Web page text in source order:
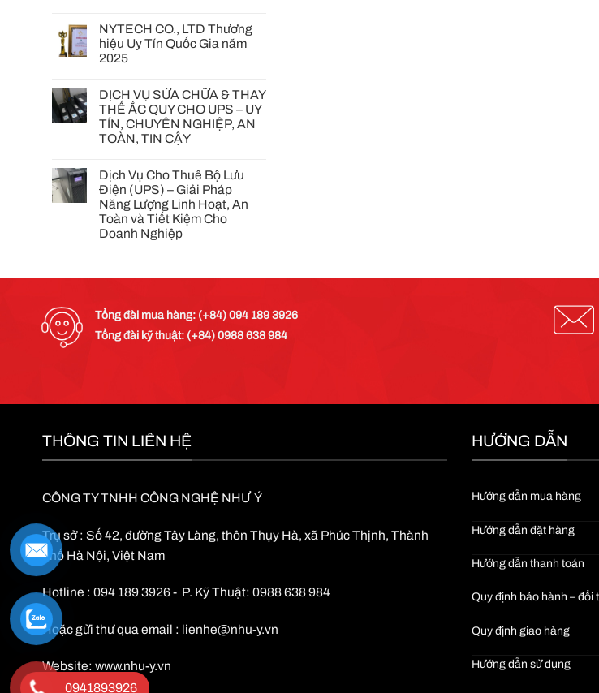
NYTECH CO., LTD Thương
hiệu Uy Tín Quốc Gia năm
2025
DỊCH VỤ SỬA CHỮA & THAY
THẾ ẮC QUY CHO UPS – UY
TÍN, CHUYÊN NGHIỆP, AN
TOÀN, TIN CẬY
Dịch Vụ Cho Thuê Bộ Lưu
Điện (UPS) – Giải Pháp
Năng Lượng Linh Hoạt, An
Toàn và Tiết Kiệm Cho
Doanh Nghiệp
Tổng đài mua hàng: (+84) 094 189 3926
Tổng đài kỹ thuật: (+84) 0988 638 984
THÔNG TIN LIÊN HỆ
CÔNG TY TNHH CÔNG NGHỆ NHƯ Ý
Trụ sở : Số 42, đường Tây Làng, thôn Thụy Hà, xã Phúc Thịnh, Thành
phố Hà Nội, Việt Nam
Hotline : 094 189 3926 - P. Kỹ Thuật: 0988 638 984
Hoặc gửi thư qua email : lienhe@nhu-y.vn
Website: www.nhu-y.vn
HƯỚNG DẪN
Hướng dẫn mua hàng
Hướng dẫn đặt hàng
Hướng dẫn thanh toán
Quy định bảo hành – đổi
Quy định giao hàng
Hướng dẫn sử dụng
0941893926